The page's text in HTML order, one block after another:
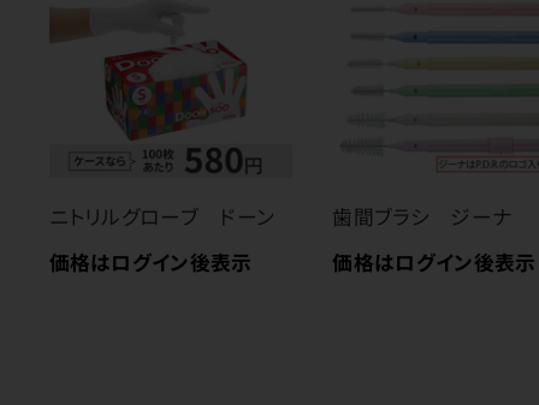
ニトリルグローブ ドーン
価格はログイン後表示
歯間ブラシ ジーナ
価格はログイン後表示